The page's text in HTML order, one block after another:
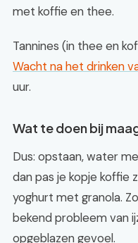
met koffie en thee.
Tannines (in thee en
Wacht na het drinken
uur.
Wat te doen bij
Dus: opstaan, water
dan pas je kopje koffie
yoghurt met granola.
bekend probleem van
opgeblazen gevoel.